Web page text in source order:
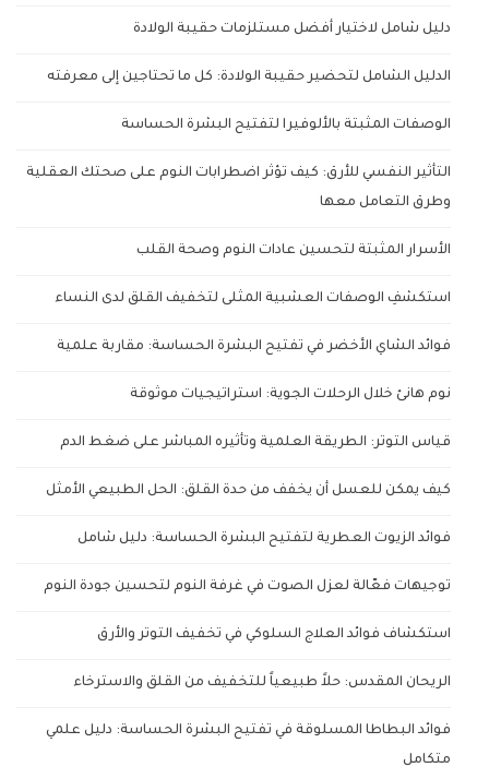
دليل شامل لاختيار أفضل مستلزمات حقيبة الولادة
الدليل الشامل لتحضير حقيبة الولادة: كل ما تحتاجين إلى معرفته
الوصفات المثبتة بالألوفيرا لتفتيح البشرة الحساسة
التأثير النفسي للأرق: كيف تؤثر اضطرابات النوم على صحتك العقلية
وطرق التعامل معها
الأسرار المثبتة لتحسين عادات النوم وصحة القلب
استكشفِ الوصفات العشبية المثلى لتخفيف القلق لدى النساء
فوائد الشاي الأخضر في تفتيح البشرة الحساسة: مقاربة علمية
نوم هانئ خلال الرحلات الجوية: استراتيجيات موثوقة
قياس التوتر: الطريقة العلمية وتأثيره المباشر على ضغط الدم
كيف يمكن للعسل أن يخفف من حدة القلق: الحل الطبيعي الأمثل
فوائد الزيوت العطرية لتفتيح البشرة الحساسة: دليل شامل
توجيهات فعّالة لعزل الصوت في غرفة النوم لتحسين جودة النوم
استكشاف فوائد العلاج السلوكي في تخفيف التوتر والأرق
الريحان المقدس: حلاً طبيعياً للتخفيف من القلق والاسترخاء
فوائد البطاطا المسلوقة في تفتيح البشرة الحساسة: دليل علمي
متكامل